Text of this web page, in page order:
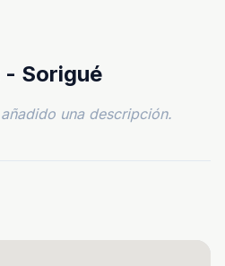
Sorigué
una descripción.